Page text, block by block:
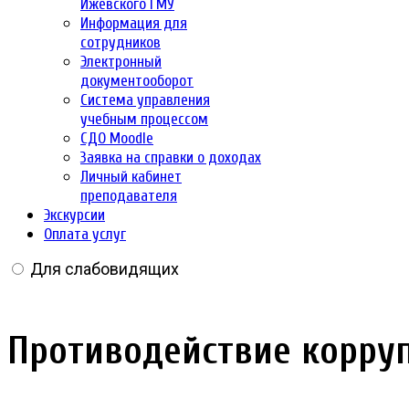
Ижевского ГМУ
Информация для
сотрудников
Электронный
документооборот
Система управления
учебным процессом
СДО Moodle
Заявка на справки о доходах
Личный кабинет
преподавателя
Экскурсии
Оплата услуг
Для слабовидящих
Противодействие